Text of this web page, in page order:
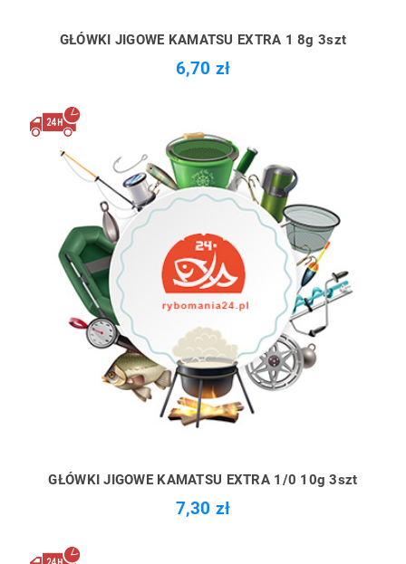
GŁÓWKI JIGOWE KAMATSU EXTRA 1 8g 3szt
6,70 zł
GŁÓWKI JIGOWE KAMATSU EXTRA 1/0 10g 3szt
7,30 zł